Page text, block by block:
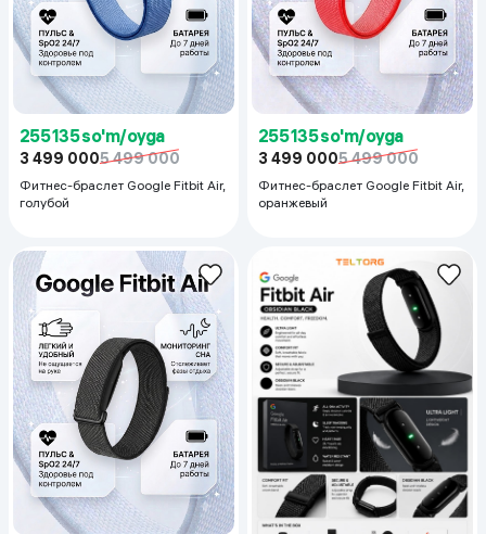
255 135 so'm/oyga
3 499 0005 499 000
Фитнес-браслет Google Fitbit Air,
голубой
255 135 so'm/oyga
3 499 0005 499 000
Фитнес-браслет Google Fitbit Air,
оранжевый